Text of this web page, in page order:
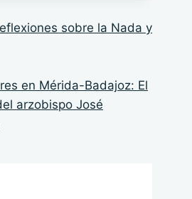
sobre la Nada y
en Mérida-Badajoz: El
arzobispo José